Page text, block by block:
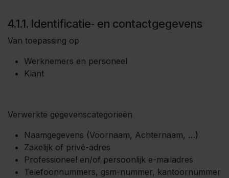
4.1.1. Identificatie‑ en contactgegevens
Van toepassing op
Werknemers en personeel
Klant
Verwerkte gegevenscategorieën
Naamgegevens (Voornaam, Achternaam, …)
Zakelijk of privé-adres
Professioneel en/of persoonlijk e-mailadres
Telefoonnummers, gsm-nummer, kantoornummer